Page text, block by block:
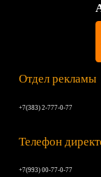
Отдел рекламы
+7(383) 2-777-0-77
Телефон
+7(993) 00-77-0-77